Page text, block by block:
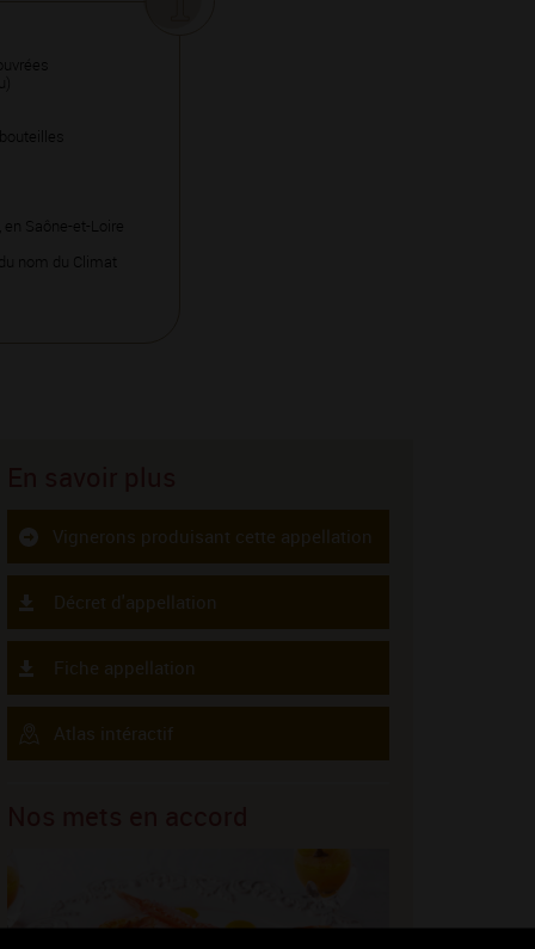
, en Saône-et-Loire
nom du Climat
Vignerons produisant cette appellation
Décret d'appellation
Fiche appellation
Atlas intéractif